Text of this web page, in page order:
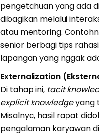
pengetahuan yang ada
dibagikan melalui
atau mentoring.
senior berbagi tips
lapangan yang nggak
Externalization
Di tahap ini, tacit
explicit knowledgeyang
Misalnya, hasil rapat
pengalaman karyawan